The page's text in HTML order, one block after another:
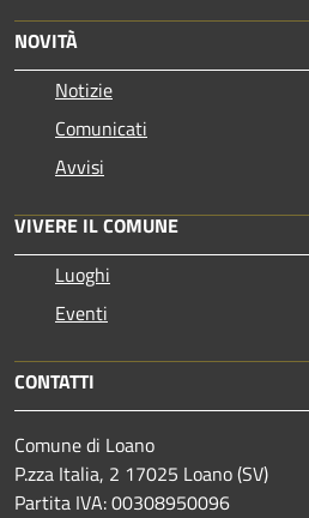
NOVITÀ
Notizie
Comunicati
Avvisi
VIVERE IL COMUNE
Luoghi
Eventi
CONTATTI
Comune di Loano
P.zza Italia, 2 17025 Loano (SV)
Partita IVA: 00308950096